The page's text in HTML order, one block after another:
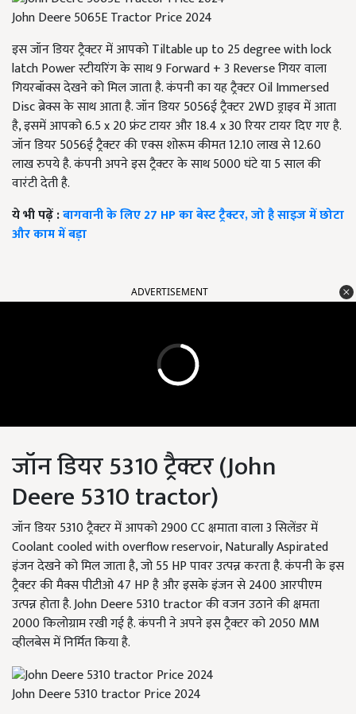
John Deere 5065E Tractor Price 2024
इस जॉन डियर ट्रैक्टर में आपको Tiltable up to 25 degree with lock
latch Power स्टीयरिंग के साथ 9 Forward + 3 Reverse गियर वाला
गियरबॉक्स देखने को मिल जाता है. कंपनी का यह ट्रैक्टर Oil Immersed
Disc ब्रेक्स के साथ आता है. जॉन डियर 5056ई ट्रैक्टर 2WD ड्राइव में आता
है, इसमें आपको 6.5 x 20 फ्रंट टायर और 18.4 x 30 रियर टायर दिए गए है.
जॉन डियर 5056ई ट्रैक्टर की एक्स शोरूम कीमत 12.10 लाख से 12.60
लाख रुपये है. कंपनी अपने इस ट्रैक्टर के साथ 5000 घंटे या 5 साल की
वारंटी देती है.
ये भी पढ़ें :बागवानी के लिए 27 HP का बेस्ट ट्रैक्टर, जो है साइज में छोटा
और काम में बड़ा
ADVERTISEMENT
जॉन डियर 5310 ट्रैक्टर (John
Deere 5310 tractor)
जॉन डियर 5310 ट्रैक्टर में आपको 2900 CC क्षमाता वाला 3 सिलेंडर में
Coolant cooled with overflow reservoir, Naturally Aspirated
इंजन देखने को मिल जाता है, जो 55 HP पावर उत्पन्न करता है. कंपनी के इस
ट्रैक्टर की मैक्स पीटीओ 47 HP है और इसके इंजन से 2400 आरपीएम
उत्पन्न होता है. John Deere 5310 tractor की वजन उठाने की क्षमता
2000 किलोग्राम रखी गई है. कंपनी ने अपने इस ट्रैक्टर को 2050 MM
व्हीलबेस में निर्मित किया है.
John Deere 5310 tractor Price 2024